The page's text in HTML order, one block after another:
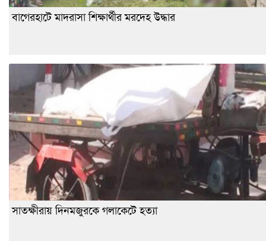
বাগেরহাটে মাদরাসা শিক্ষার্থীর মরদেহ উদ্ধার
সাতক্ষীরায় দিনমজুরকে গলাকেটে হত্যা